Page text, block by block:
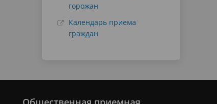
горожан
Календарь приема
граждан